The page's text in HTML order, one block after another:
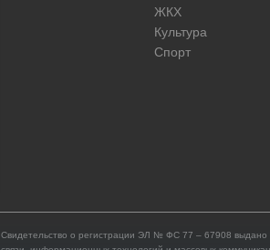
ЖКХ
Культура
Спорт
Свидетельство о регистрации ЭЛ № ФС 77 – 67908